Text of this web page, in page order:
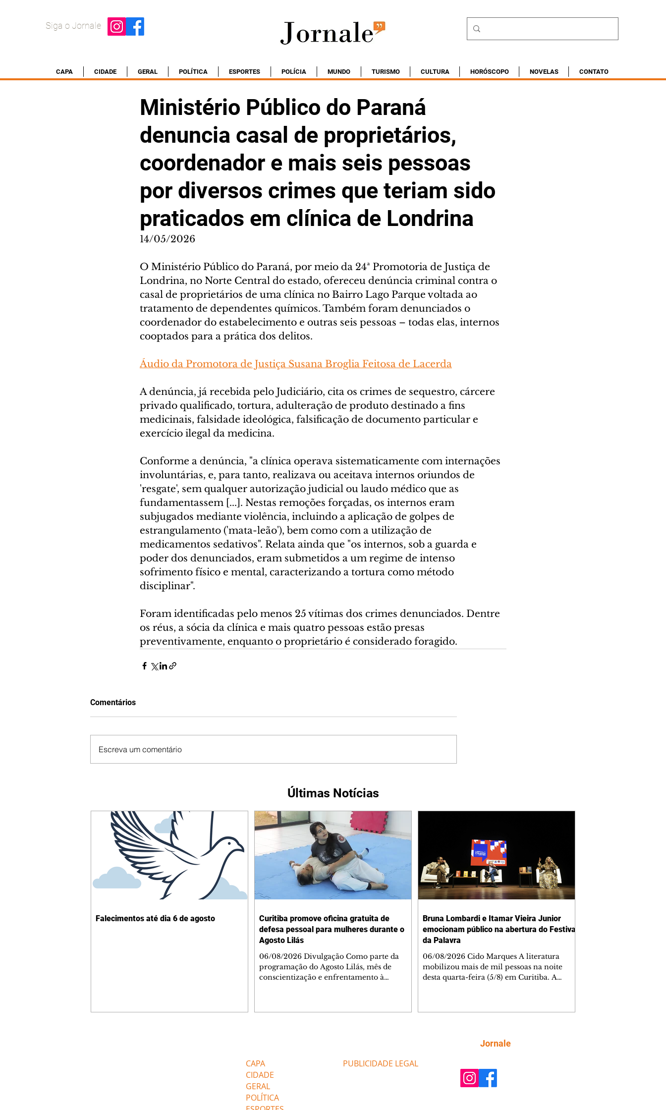
Siga o Jornale
CAPA CIDADE GERAL POLÍTICA ESPORTES POLÍCIA MUNDO TURISMO CULTURA HORÓSCOPO NOVELAS CONTATO
Ministério Público do Paraná
denuncia casal de proprietários,
coordenador e mais seis pessoas
por diversos crimes que teriam sido
praticados em clínica de Londrina
14/05/2026
O Ministério Público do Paraná, por meio da 24ª Promotoria de Justiça de
Londrina, no Norte Central do estado, ofereceu denúncia criminal contra o
casal de proprietários de uma clínica no Bairro Lago Parque voltada ao
tratamento de dependentes químicos. Também foram denunciados o
coordenador do estabelecimento e outras seis pessoas – todas elas, internos
cooptados para a prática dos delitos.
Áudio da Promotora de Justiça Susana Broglia Feitosa de Lacerda
A denúncia, já recebida pelo Judiciário, cita os crimes de sequestro, cárcere
privado qualificado, tortura, adulteração de produto destinado a fins
medicinais, falsidade ideológica, falsificação de documento particular e
exercício ilegal da medicina.
Conforme a denúncia, "a clínica operava sistematicamente com internações
involuntárias, e, para tanto, realizava ou aceitava internos oriundos de
'resgate', sem qualquer autorização judicial ou laudo médico que as
fundamentassem [...]. Nestas remoções forçadas, os internos eram
subjugados mediante violência, incluindo a aplicação de golpes de
estrangulamento ('mata-leão'), bem como com a utilização de
medicamentos sedativos". Relata ainda que "os internos, sob a guarda e
poder dos denunciados, eram submetidos a um regime de intenso
sofrimento físico e mental, caracterizando a tortura como método
disciplinar".
Foram identificadas pelo menos 25 vítimas dos crimes denunciados. Dentre
os réus, a sócia da clínica e mais quatro pessoas estão presas
preventivamente, enquanto o proprietário é considerado foragido.
Comentários
Escreva um comentário
Últimas Notícias
Falecimentos até dia 6 de agosto
Curitiba promove oficina gratuita de
defesa pessoal para mulheres durante o
Agosto Lilás
06/08/2026 Divulgação Como parte da
programação do Agosto Lilás, mês de
conscientização e enfrentamento à
gratuita e tem como objetivo fortalecer a
autoconfiança, incentivar o autocuidado e
Bruna Lombardi e Itamar Vieira Junior
emocionam público na abertura do Festival
da Palavra
06/08/2026 Cido Marques A literatura
mobilizou mais de mil pessoas na noite
desta quarta-feira (5/8) em Curitiba. A
festival literário da capital paranaense. A
O evento segue com intensa programação
CAPA
CIDADE
GERAL
POLÍTICA
PUBLICIDADE LEGAL
Jornale